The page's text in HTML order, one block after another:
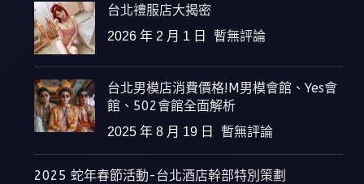
台北禮服店大揭密
2026 年 2 月 1 日 暫無評論
台北男模店消費價格!M男模會館、Yes會
館、502會館全面解析
2025 年 8 月 19 日 暫無評論
2025 蛇年春節活動-台北酒店幹部特別策劃